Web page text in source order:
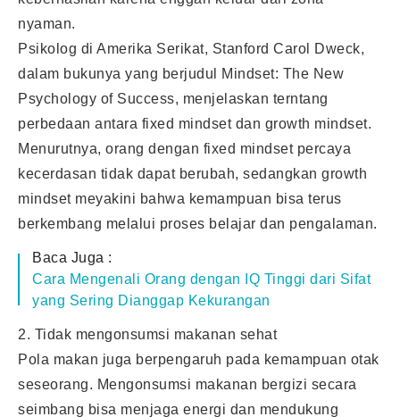
nyaman.
Psikolog di Amerika Serikat, Stanford Carol Dweck,
dalam bukunya yang berjudul Mindset: The New
Psychology of Success, menjelaskan terntang
perbedaan antara fixed mindset dan growth mindset.
Menurutnya, orang dengan fixed mindset percaya
kecerdasan tidak dapat berubah, sedangkan growth
mindset meyakini bahwa kemampuan bisa terus
berkembang melalui proses belajar dan pengalaman.
Baca Juga :
Cara Mengenali Orang dengan IQ Tinggi dari Sifat
yang Sering Dianggap Kekurangan
2. Tidak mengonsumsi makanan sehat
Pola makan juga berpengaruh pada kemampuan otak
seseorang. Mengonsumsi makanan bergizi secara
seimbang bisa menjaga energi dan mendukung